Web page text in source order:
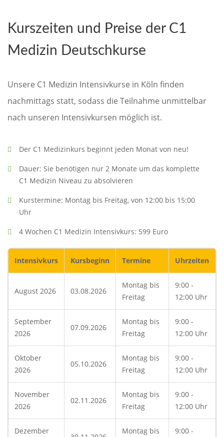
Kurszeiten und Preise der C1
Medizin Deutschkurse
Unsere C1 Medizin Intensivkurse in Köln finden
nachmittags statt, sodass die Teilnahme unmittelbar
nach unseren Intensivkursen möglich ist.
Der C1 Medizinkurs beginnt jeden Monat von neu!
Dauer: Sie benötigen nur 2 Monate um das komplette
C1 Medizin Niveau zu absolvieren
Kurstermine: Montag bis Freitag, von 12:00 bis 15:00
Uhr
4 Wochen C1 Medizin Intensivkurs: 599 Euro
Intensivkurs Kursbeginn Termine Uhrzeiten
August 2026 03.08.2026
Montag bis
Freitag
9:00 -
12:00 Uhr
September
2026
07.09.2026
Montag bis
Freitag
9:00 -
12:00 Uhr
Oktober
2026
05.10.2026
Montag bis
Freitag
9:00 -
12:00 Uhr
November
2026
02.11.2026
Montag bis
Freitag
9:00 -
12:00 Uhr
Dezember Montag bis 9:00 -